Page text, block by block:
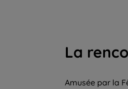
La
Amusée par la